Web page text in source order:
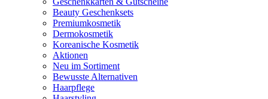
Beauty Geschenksets
Premiumkosmetik
Dermokosmetik
Koreanische Kosmetik
Aktionen
Neu im Sortiment
Bewusste Alternativen
Haarpflege